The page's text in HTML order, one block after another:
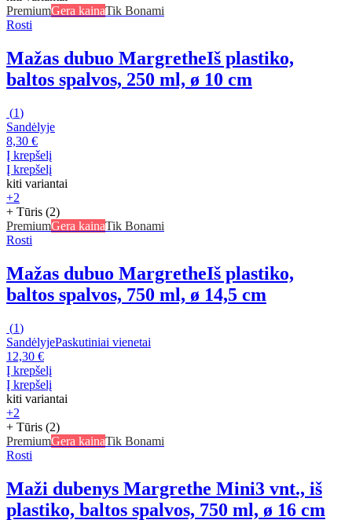
PremiumGera kainaTik Bonami
Rosti
Mažas dubuo MargretheIš plastiko,
baltos spalvos, 250 ml, ø 10 cm
(1)
Sandėlyje
8,30 €
Į krepšelį
Į krepšelį
kiti variantai
+2
+ Tūris (2)
PremiumGera kainaTik Bonami
Rosti
Mažas dubuo MargretheIš plastiko,
baltos spalvos, 750 ml, ø 14,5 cm
(1)
SandėlyjePaskutiniai vienetai
12,30 €
Į krepšelį
Į krepšelį
kiti variantai
+2
+ Tūris (2)
PremiumGera kainaTik Bonami
Rosti
Maži dubenys Margrethe Mini3 vnt., iš
plastiko, baltos spalvos, 750 ml, ø 16 cm